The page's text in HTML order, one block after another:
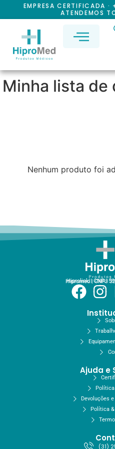
EMPRESA CERTIFICADA
ATENDEMOS
Minha lista de
Nenhum produto foi
Hiprolink | CNPJ
Hipromed | CNPJ
Ajuda e
Devoluções
Política
(31)